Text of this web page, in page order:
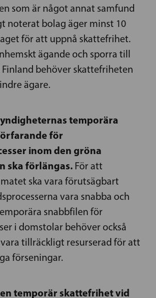
som är något annat samfund
noterat bolag äger minst 10
för att uppnå skattefrihet.
ägande och sporra till
behöver skattefriheten
ägare.
temporära
för
inom den gröna
ska förlängas. För att
ska vara förutsägbart
vara snabba och
snabbfilen för
i domstolar behöver också
tillräckligt resurserad för att
förseningar.
temporär skattefrihet vid